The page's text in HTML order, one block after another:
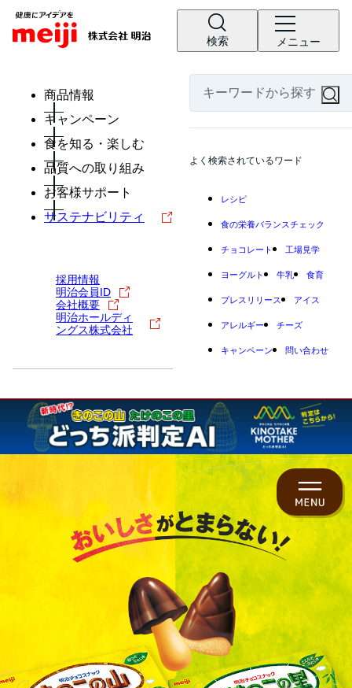
検索 メニュー
商品情報
キャンペーン
食を知る・楽しむ
品質への取り組み
お客様サポート
サステナビリティ
採用情報
明治会員ID
会社概要
明治ホールディ
ングス株式会社
よく検索されているワード
レシピ
食の栄養バランスチェック
チョコレート 工場見学
ヨーグルト 牛乳 食育
プレスリリース アイス
アレルギー チーズ
キャンペーン 問い合わせ
トップ
商品ラインナップ
キャラクター紹介
ヒストリー